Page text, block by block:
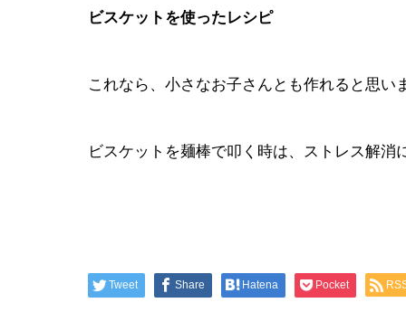
ビスケットを使ったレシピ
これなら、小さなお子さんとも作れると思い
ビスケットを麺棒で叩く時は、ストレス解消
Tweet Share Hatena Pocket